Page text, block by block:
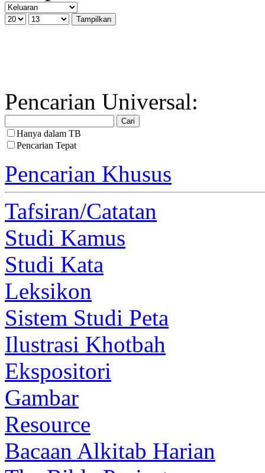
Pencarian Universal:
Hanya dalam TB
Pencarian Tepat
Pencarian Khusus
Tafsiran/Catatan
Studi Kamus
Studi Kata
Leksikon
Sistem Studi Peta
Ilustrasi Khotbah
Ekspositori
Gambar
Resource
Bacaan Alkitab Harian